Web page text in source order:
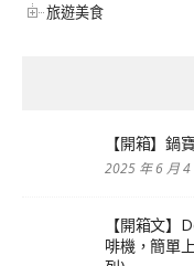
旅遊美食
【開箱】鍋
2025 年 6 月 4
【開箱文】
啡機，簡單